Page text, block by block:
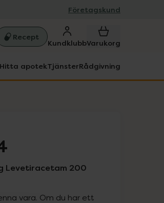
Företagskund
Recept
KundklubbVarukorg
Hitta apotekTjänsterRådgivning
Levetiracetam 200
vara. Om du har ett